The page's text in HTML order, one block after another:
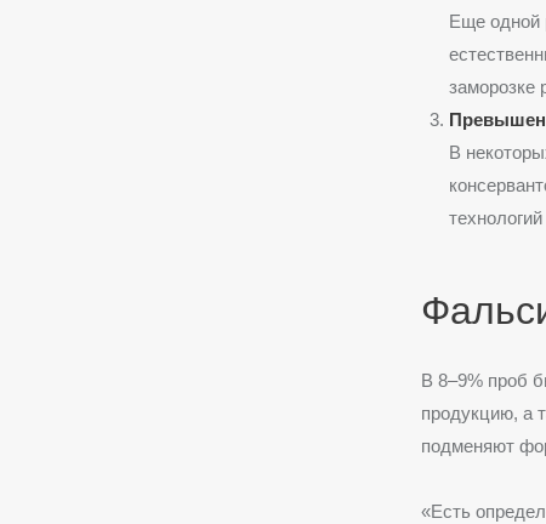
Еще одной
заморозке
В
В 8–9% проб
продукцию, а
подменяют
«Есть